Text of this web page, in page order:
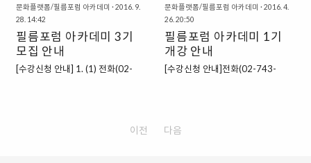
로 담아내 보는 시간 우리의 일상이
새롭게 보일거에요. 우리의 생각과
감정을 무언가로 표현해 낸다는 것
은 얼마나 황홀하고 멋진 경험인지
모릅니다. 작은 미술가가 되어 나의
작품을 만들고 전시까지?! Art
볼때마다 마음에 새겨질 것 같아요.
풍요로워지세요. ("신청하기" 버튼
을 눌러주세요) 자세한 강좌안내(이
미지를 클릭하시면, 자세한 사항을
확인하실 수 있습니다.) 문학치료 상
담 영성/인문학 ART ("신청하기"
버튼을 눌러주세요) [수강신청 안
002-986649 (예금주: (사)필레마)
문화플랫폼/필름포럼 아카데미 · 2016. 9.
28. 14:42
필름포럼 아카데미 3기
모집 안내
[수강신청 안내] 1. (1) 전화(02-
계좌로 수강료를 입금 수강료 입금
문화플랫폼/필름포럼 아카데미 · 2016. 4.
26. 20:50
필름포럼 아카데미 1기
개강 안내
[수강신청 안내]전화(02-743-
시고, 수강료를 입금하신 후 ‘수강신
청 완료’ 문자를 받으면 수강신청이
이전 다음